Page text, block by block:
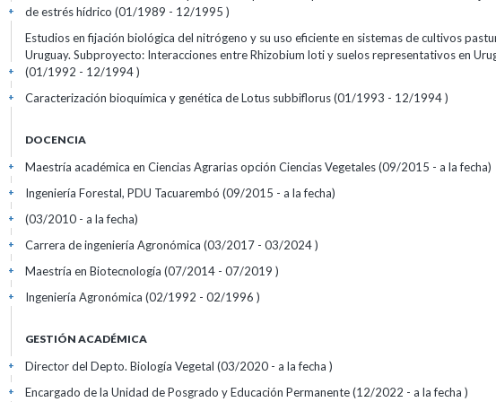
de estrés hídrico (01/1989 - 12/1995 )
+
Estudios en fijación biológica del nitrógeno y su uso eficiente en sistemas de cultivos
Uruguay. Subproyecto: Interacciones entre Rhizobium loti y suelos representativos en
(01/1992 - 12/1994 )
+
Caracterización bioquímica y genética de Lotus subbiflorus (01/1993 - 12/1994 )
+
DOCENCIA
Maestría académica en Ciencias Agrarias opción Ciencias Vegetales (09/2015 - a la fecha)
+
Ingeniería Forestal, PDU Tacuarembó (09/2015 - a la fecha)
+
(03/2010 - a la fecha)
+
Carrera de ingeniería Agronómica (03/2017 - 03/2024 )
+
Maestría en Biotecnología (07/2014 - 07/2019 )
+
Ingeniería Agronómica (02/1992 - 02/1996 )
+
GESTIÓN ACADÉMICA
Director del Depto. Biología Vegetal (03/2020 - a la fecha )
+
Encargado de la Unidad de Posgrado y Educación Permanente (12/2022 - a la fecha )
+